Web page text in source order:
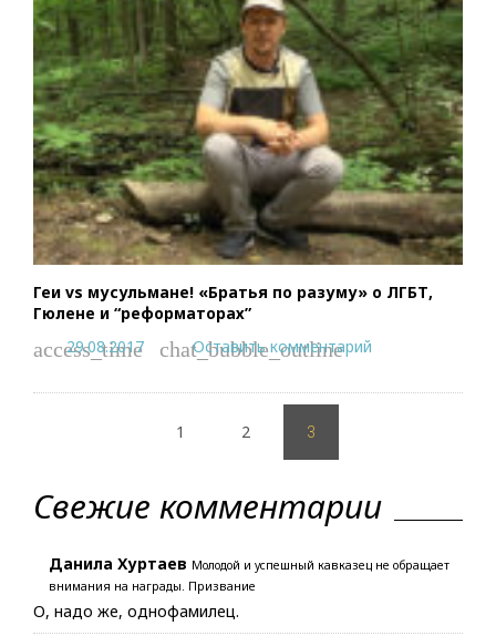
Геи vs мусульмане! «Братья по разуму» о ЛГБТ,
Гюлене и “реформаторах”
access_time
29.08.2017 chat_bubble_outline
Оставить комментарий
1 2 3
Свежие комментарии
Данила Хуртаев Молодой и успешный кавказец не обращает
внимания на награды. Призвание
О, надо же, однофамилец.